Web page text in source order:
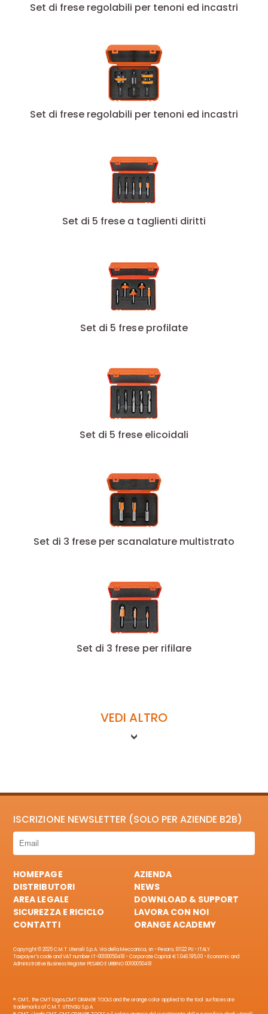
Set di frese regolabili per tenoni ed incastri
Set di frese regolabili per tenoni ed incastri
Set di 5 frese a taglienti diritti
Set di 5 frese profilate
Set di 5 frese elicoidali
Set di 3 frese per scanalature multistrato
Set di 3 frese per rifilare
VEDI ALTRO
ISCRIZIONE NEWSLETTER (SOLO PER AZIENDE B2B)
HOMEPAGE
AZIENDA
DISTRIBUTORI
NEWS
AREA LEGALE
DOWNLOAD & SUPPORT
SICUREZZA E RICICLO
LAVORA CON NOI
CONTATTI
ORANGE ACADEMY
Copyright © 2025 C.M.T. Utensili S.p.A. Via della Meccanica, sn - Pesaro, 61122 PU - ITALY
Taxpayer's code and VAT number IT-00100050418 - Corporate Capital € 1.046.195,00 - Economic and
Administrative Business Register PESARO E URBINO 00100050418
®: CMT, the CMT logos,CMT ORANGE TOOLS and the orange color applied to the tool surfaces are
trademarks of C.M.T. UTENSILI S.p.A.